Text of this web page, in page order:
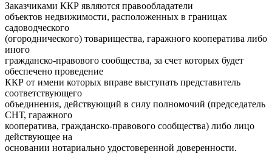
Заказчиками ККР являются правообладатели
объектов недвижимости, расположенных в границах
садоводческого
(огороднического) товарищества, гаражного кооператива либо
иного
гражданско-правового сообщества, за счет которых будет
обеспечено проведение
ККР от имени которых вправе выступать представитель
соответствующего
объединения, действующий в силу полномочий (председатель
СНТ, гаражного
кооператива, гражданско-правового сообщества) либо лицо
действующее на
основании нотариально удостоверенной доверенности.